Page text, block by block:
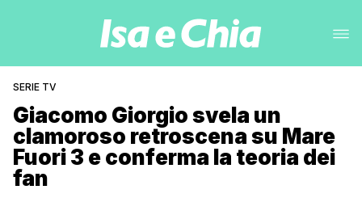
SERIE TV
Giacomo Giorgio svela un
clamoroso retroscena su Mare
Fuori 3 e conferma la teoria dei
fan